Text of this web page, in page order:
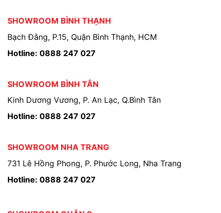
SHOWROOM BÌNH THẠNH
Bạch Đằng, P.15, Quận Bình Thạnh, HCM
Hotline: 0888 247 027
SHOWROOM BÌNH TÂN
Kinh Dương Vương, P. An Lạc, Q.Bình Tân
Hotline: 0888 247 027
SHOWROOM NHA TRANG
731 Lê Hồng Phong, P. Phước Long, Nha Trang
Hotline: 0888 247 027